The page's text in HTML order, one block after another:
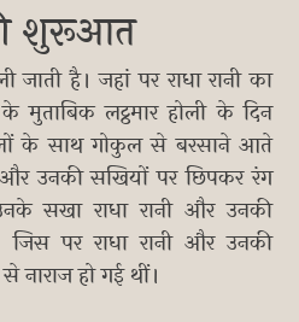
शुरूआत
जाती है। जहां पर राधा रानी का
लट्ठमार होली के दिन
के साथ गोकुल से बरसाने आते
और उनकी सखियों पर छिपकर रंग
सखा राधा रानी और उनकी
पर राधा रानी और उनकी
नाराज हो गई थीं।